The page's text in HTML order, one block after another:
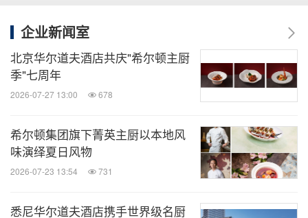
谧天地，让宾客在美食与美景中暂离喧嚣，感受自然
泉州泉商希尔顿酒店
以"海丝之路"为灵
感，溯源古籍、融汇当代餐饮美学，重磅推出"泉州•
海丝•新宋宴"，以现代匠心重新解构宋元味觉史诗，
【1】希尔顿集团
* 希尔顿集团推出的文化及美食产品套餐及旗下参与
酒店，详情参考希尔顿集团官网
企业新闻室
北京华尔道夫酒店共庆"希尔顿主厨
季"七周年
2026-07-27 13:00 678
希尔顿集团旗下菁英主厨以本地风
味演绎夏日风物
2026-07-23 13:54 731
悉尼华尔道夫酒店携手世界级名厨